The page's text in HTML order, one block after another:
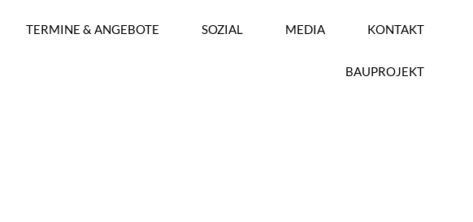
TERMINE & ANGEBOTE SOZIAL MEDIA KONTAKT
BAUPROJEKT